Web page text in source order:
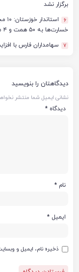
برگزار نشد
6
خسارت‌ها به ۵۰ همت و ۴ میلیارد دلار رسید
7 سهامداران فارس با افزایش سرمایه ۲۵ هزار
دیدگاهتان را بنویسید
نشانی ایمیل شما منتشر
دیدگاه *
نام *
ایمیل *
ذخیره نام، ایمیل و